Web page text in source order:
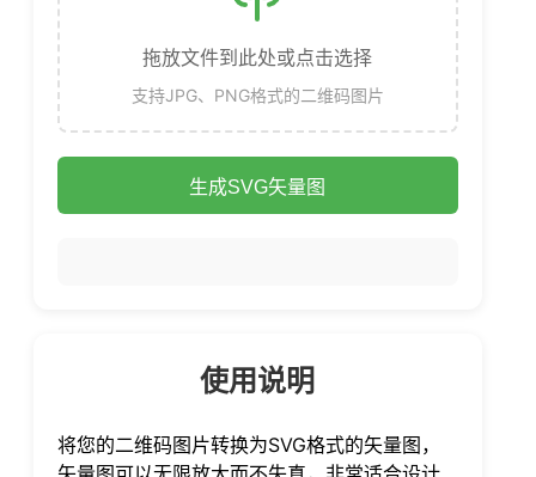
拖放文件到此处或点击选择
支持JPG、PNG格式的二维码图片
生成SVG矢量图
使用说明
将您的二维码图片转换为SVG格式的矢量图，